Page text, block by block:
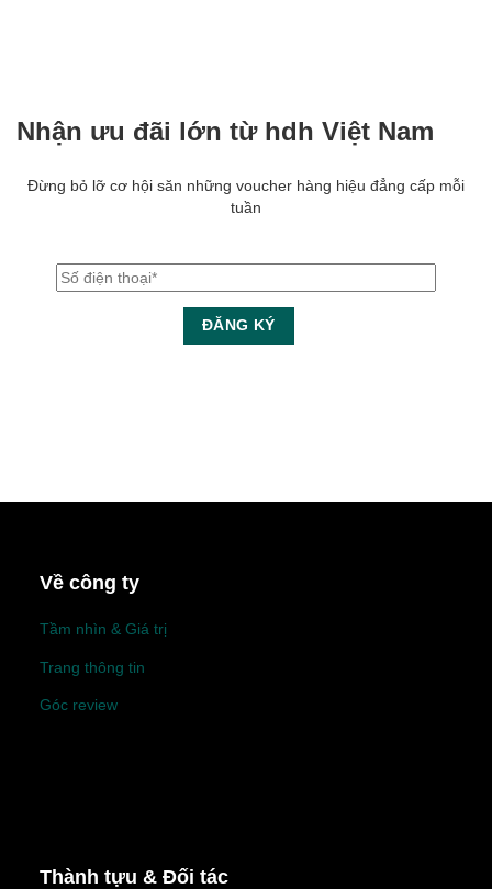
Nhận ưu đãi lớn từ hdh Việt Nam
Đừng bỏ lỡ cơ hội săn những voucher hàng hiệu đẳng cấp mỗi
tuần
Về công ty
Tầm nhìn & Giá trị
Trang thông tin
Góc review
Thành tựu & Đối tác